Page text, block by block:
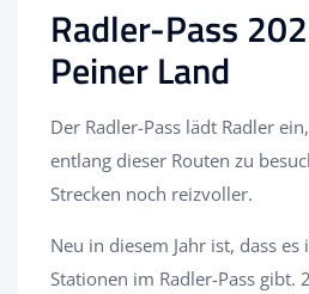
Radler-Pass
Peiner Land
Der Radler-Pass lädt Radler
entlang dieser Routen zu
Strecken noch reizvoller.
Neu in diesem Jahr ist, dass es
Stationen im Radler-Pass gibt.